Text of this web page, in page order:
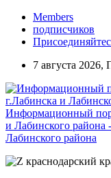
Members
подписчиков
7 августа 2026,
Информационный
и Лабинского
Лабинского района